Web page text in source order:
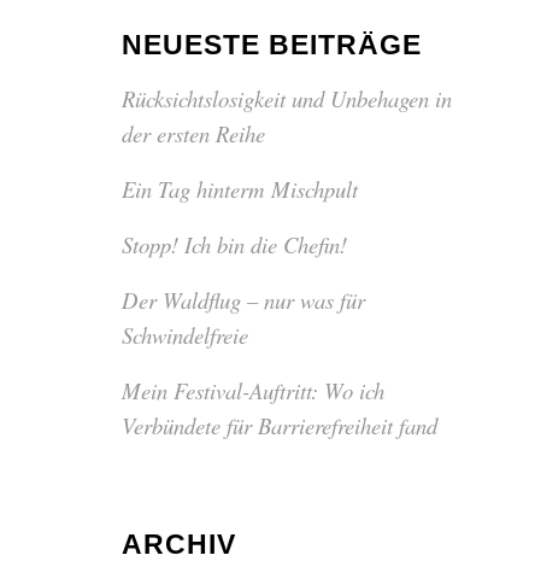
NEUESTE BEITRÄGE
Rücksichtslosigkeit und Unbehagen in
der ersten Reihe
Ein Tag hinterm Mischpult
Stopp! Ich bin die Chefin!
Der Waldflug – nur was für
Schwindelfreie
Mein Festival-Auftritt: Wo ich
Verbündete für Barrierefreiheit fand
ARCHIV